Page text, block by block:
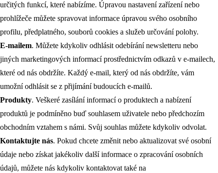
určitých funkcí, které nabízíme. Úpravou nastavení zařízení nebo
prohlížeče můžete spravovat informace úpravou svého osobního
profilu, předplatného, ​​souborů cookies a služeb určování polohy.
E-mailem. Můžete kdykoliv odhlásit odebírání newsletteru nebo
jiných marketingových informací prostřednictvím odkazů v e-mailech,
které od nás obdržíte. Každý e-mail, který od nás obdržíte, vám
umožní odhlásit se z přijímání budoucích e-mailů.
Produkty. Veškeré zasílání informací o produktech a nabízení
produktů je podmíněno buď souhlasem uživatele nebo předchozím
obchodním vztahem s námi. Svůj souhlas můžete kdykoliv odvolat.
Kontaktujte nás. Pokud chcete změnit nebo aktualizovat své osobní
údaje nebo získat jakékoliv další informace o zpracování osobních
údajů, můžete nás kdykoliv kontaktovat také na